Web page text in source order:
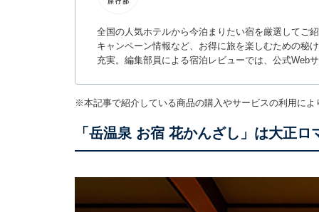
全国の人気ホテルから今泊まりたい宿を厳選してご
キャンペーン情報など、お得に旅を楽しむための秘
充実。編集部員による宿泊レビューでは、公式Web
※本記事で紹介している商品の購入やサービスの利用に
「岳温泉 お宿 花かんざし」は大正